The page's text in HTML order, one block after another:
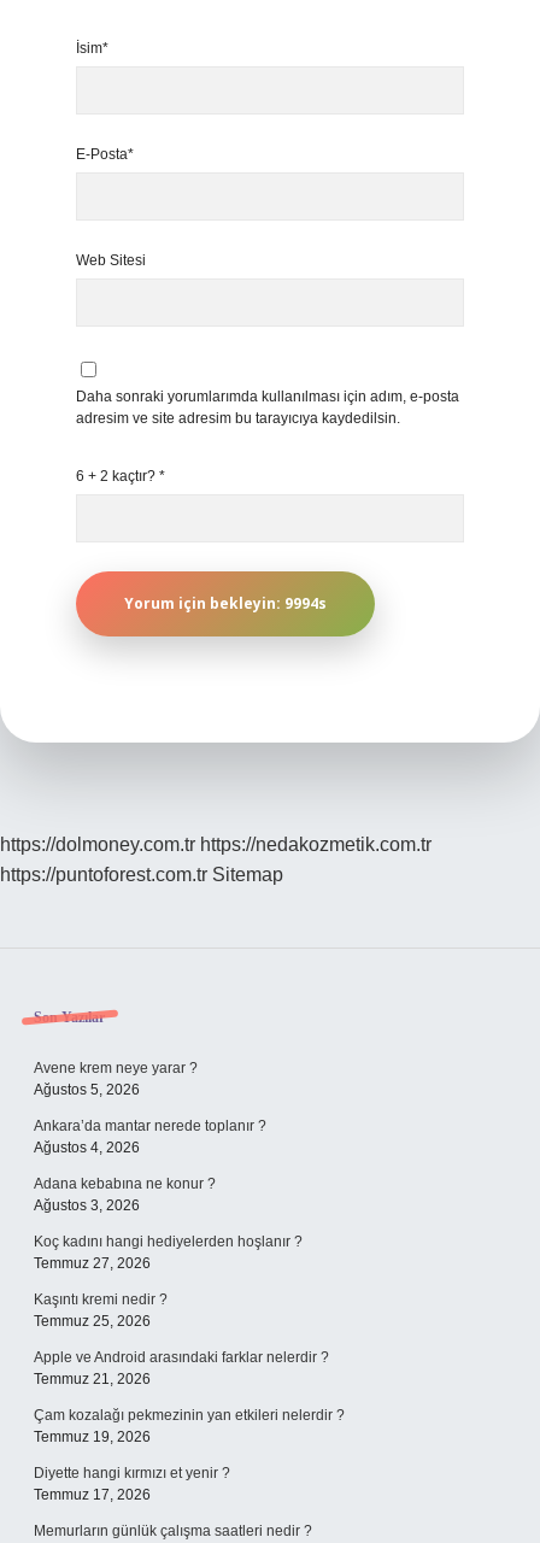
İsim*
E-Posta*
Web Sitesi
Daha sonraki yorumlarımda kullanılması için adım, e-posta
adresim ve site adresim bu tarayıcıya kaydedilsin.
6 + 2 kaçtır? *
https://dolmoney.com.tr https://nedakozmetik.com.tr
https://puntoforest.com.tr Sitemap
Sidebar
Son Yazılar
Avene krem neye yarar ?
Ağustos 5, 2026
Ankara’da mantar nerede toplanır ?
Ağustos 4, 2026
Adana kebabına ne konur ?
Ağustos 3, 2026
Koç kadını hangi hediyelerden hoşlanır ?
Temmuz 27, 2026
Kaşıntı kremi nedir ?
Temmuz 25, 2026
Apple ve Android arasındaki farklar nelerdir ?
Temmuz 21, 2026
Çam kozalağı pekmezinin yan etkileri nelerdir ?
Temmuz 19, 2026
Diyette hangi kırmızı et yenir ?
Temmuz 17, 2026
Memurların günlük çalışma saatleri nedir ?